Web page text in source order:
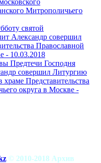
Митрополичьего
святой
Александр совершил
Православной
- 10.03.2018
Предтечи Господня
совершил Литургию
Представительства
округа в Москве -
© 2010-2018 Архив